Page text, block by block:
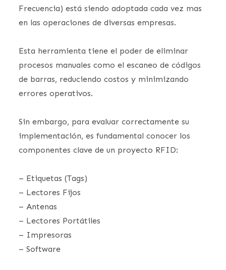
Frecuencia) está siendo adoptada cada vez mas
en las operaciones de diversas empresas.
Esta herramienta tiene el poder de eliminar
procesos manuales como el escaneo de códigos
de barras, reduciendo costos y minimizando
errores operativos.
Sin embargo, para evaluar correctamente su
implementación, es fundamental conocer los
componentes clave de un proyecto RFID:
– Etiquetas (Tags)
– Lectores Fijos
– Antenas
– Lectores Portátiles
– Impresoras
– Software